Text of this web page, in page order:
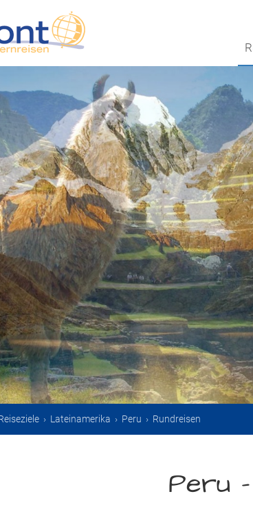
› Lateinamerika › Peru › Rundreisen
Peru